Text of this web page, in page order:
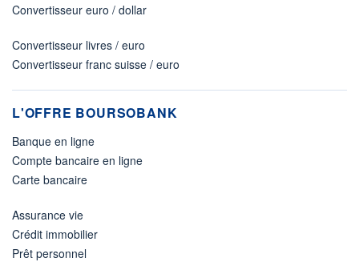
Convertisseur euro / dollar
Convertisseur livres / euro
Convertisseur franc suisse / euro
L'OFFRE BOURSOBANK
Banque en ligne
Compte bancaire en ligne
Carte bancaire
Assurance vie
Crédit immobilier
Prêt personnel